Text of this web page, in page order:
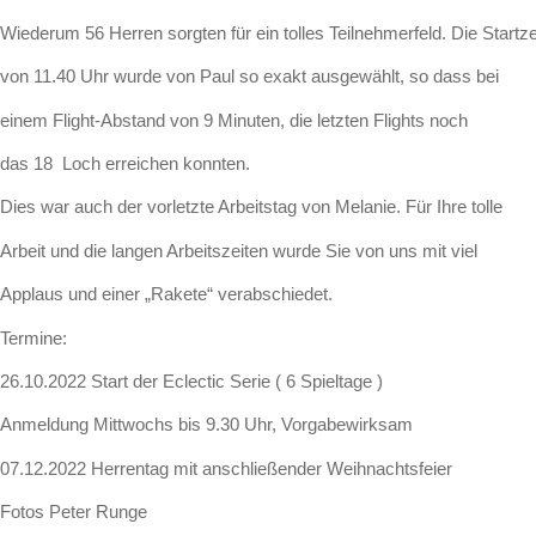
Wiederum 56 Herren sorgten für ein tolles Teilnehmerfeld. Die
von 11.40 Uhr wurde von Paul so exakt ausgewählt, so dass bei
einem Flight-Abstand von 9 Minuten, die letzten Flights noch
das 18 Loch erreichen konnten.
Dies war auch der vorletzte Arbeitstag von Melanie. Für Ihre tolle
Arbeit und die langen Arbeitszeiten wurde Sie von uns mit viel
Applaus und einer „Rakete“ verabschiedet.
Termine:
26.10.2022 Start der Eclectic Serie ( 6 Spieltage )
Anmeldung Mittwochs bis 9.30 Uhr, Vorgabewirksam
07.12.2022 Herrentag mit anschließender Weihnachtsfeier
Fotos Peter Runge